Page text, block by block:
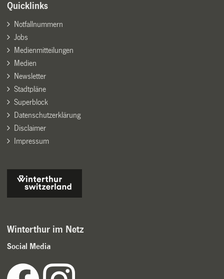
Quicklinks
Notfallnummern
Jobs
Medienmitteilungen
Medien
Newsletter
Stadtpläne
Superblock
Datenschutzerklärung
Disclaimer
Impressum
Winterthur im Netz
Social Media